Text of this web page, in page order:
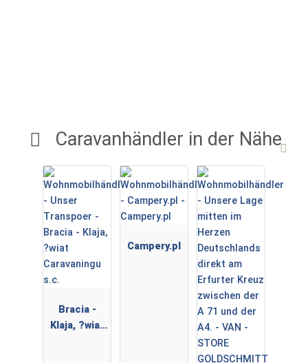
Caravanhändler in der Nähe
Bracia -
Klaja, ?wiat
Campery.pl